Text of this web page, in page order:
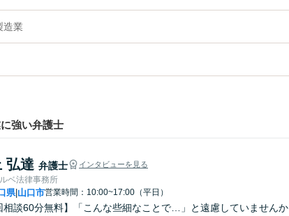
造業
強い弁護士
弘達 弁護士 インタビューを見る
ベ法律事務所
県| 山口市営業時間：10:00~17:00（平日）
相談60分無料】「こんな些細なことで…」と遠慮していません